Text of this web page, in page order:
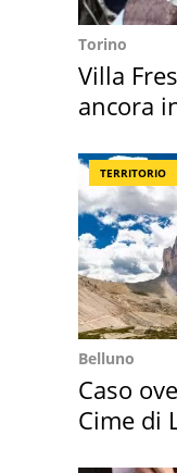
Torino
Villa
ancora
TERRITORIO
Belluno
Caso
Cime di